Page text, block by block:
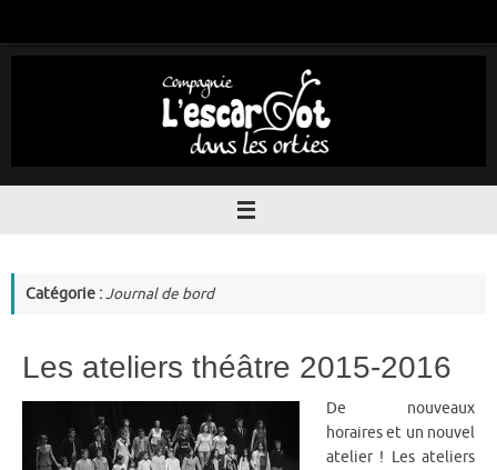
Catégorie :Journal de bord
Les ateliers théâtre 2015-2016
De nouveaux
horaires et un nouvel
atelier ! Les ateliers